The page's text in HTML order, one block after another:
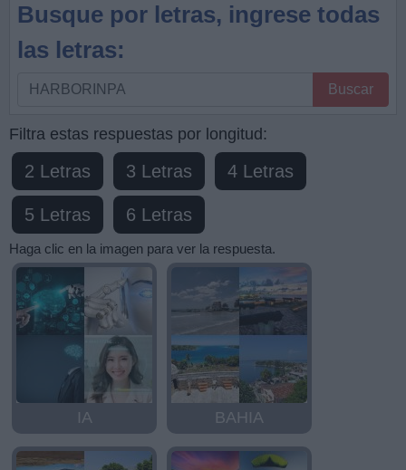
Busque por letras, ingrese todas
las letras:
Busque
letras,
ingrese
todas
las
letras:
Buscar
Filtra estas respuestas por longitud:
2 Letras 3 Letras 4 Letras
5 Letras 6 Letras
Haga clic en la imagen para ver la respuesta.
IA BAHIA